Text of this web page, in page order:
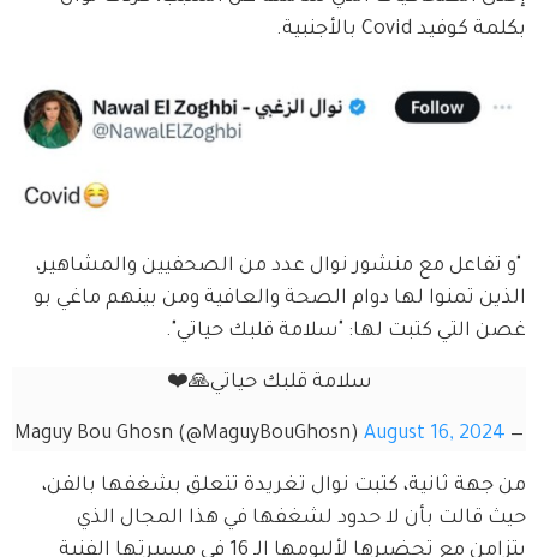
بكلمة كوفيد Covid بالأجنبية.
"و تفاعل مع منشور نوال عدد من الصحفيين والمشاهير،
الذين تمنوا لها دوام الصحة والعافية ومن بينهم ماغي بو
غصن التي كتبت لها: "سلامة قلبك حياتي".
سلامة قلبك حياتي🙏❤️
— Maguy Bou Ghosn (@MaguyBouGhosn)
August 16, 2024
من جهة ثانية، كتبت نوال تغريدة تتعلق بشغفها بالفن،
حيث قالت بأن لا حدود لشغفها في هذا المجال الذي
يتزامن مع تحضيرها لألبومها الـ 16 في مسيرتها الفنية